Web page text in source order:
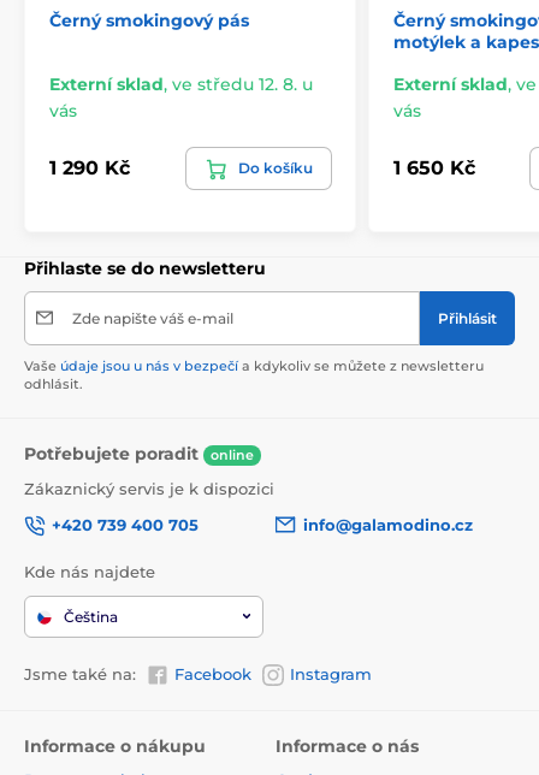
Černý smokingový pás
Externí sklad, ve středu 12. 8. u
vás
1 290 Kč Do košíku
Černý
motýlek a
Externí sklad, ve
vás
1 650 Kč
Přihlaste se do newsletteru
Zde napište váš e-mail Přihlásit
Vaše údaje jsou u nás v bezpečí a kdykoliv se můžete z newsletteru
odhlásit.
Potřebujete poradit online
Zákaznický servis je k dispozici
+420 739 400 705
info@galamodino.cz
Kde nás najdete
Čeština
Jsme také na: Facebook Instagram
Informace o nákupu Informace o nás